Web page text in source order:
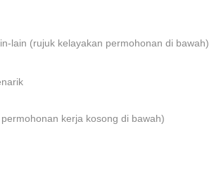
lain (rujuk kelayakan permohonan di bawah)
kerja kosong di bawah)